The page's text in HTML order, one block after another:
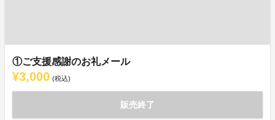
①ご支援感謝のお礼メール
¥3,000 (税込)
販売終了